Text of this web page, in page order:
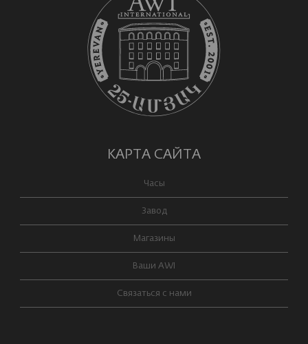
КАРТА САЙТА
Часы
Завод
Магазины
Ваши AWI
Связаться с нами